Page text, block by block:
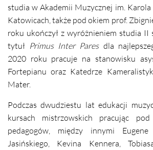
studia w Akademii Muzycznej im.
Katowicach, także pod okiem prof.
roku ukończył z wyróżnieniem studia II
tytuł Primus Inter Pares dla
2020 roku pracuje na stanowisku
Fortepianu oraz Katedrze
Mater.
Podczas dwudziestu lat edukacji
kursach mistrzowskich pracując
pedagogów, między innymi Eugene
Jasińskiego, Kevina Kennera,